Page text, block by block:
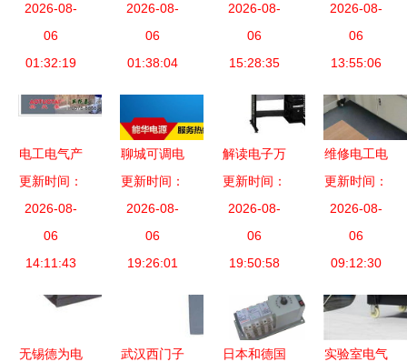
森源集团参
观考察电气
设备产业
2026-08-
06
01:32:19
55项新产品
发布 电气
设备领域的
2026-08-
06
01:38:04
系统 机电
一体化与电
气设备的深
2026-08-
06
15:28:35
训考核装置
在电气设备
教学中的应
2026-08-
06
13:55:06
电工电气产
品列表第20
页 | 化工设
备网电气设
备汇总
更新时间：
2026-08-
06
14:11:43
聊城可调电
解电源
2020推荐
品牌
更新时间：
2026-08-
06
19:26:01
解读电子万
能试验机与
万能试验机
选购指南
电气设备可
保障
更新时间：
2026-08-
06
19:50:58
维修电工电
气控制技能
实训考核装
置的建设与
应用
更新时间：
2026-08-
06
09:12:30
无锡德为电
武汉西门子
日本和德国
实验室电气